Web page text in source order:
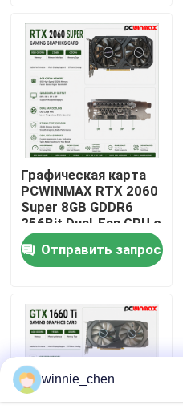
Видео
О нас
Путешествие фабрики
Проверка качества
Свяжитесь мы
Спросите цитату
Игровые графические
Графическая карта для
Графическая карта
PCWINMAX RTX 2060
Super 8GB GDDR6
256Bit Dual-Fan GPU с
HD+3DP Ray Tracing
для игровых ПК OEM
оптом
Отправить запрос
winnie_chen